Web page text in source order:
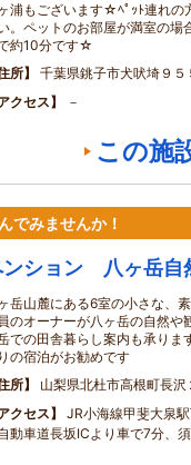
浦もございます☆ﾍﾟｯﾄ連れの
。ペットのお部屋が満室の場
約10分です☆
所
千葉県銚子市犬吠埼９５
クセス
－
この施
でみませんか！
ンション 八ヶ岳自
岳山麓にある6室の小さな、
のオーナーが八ヶ岳の自然や
での田舎暮らし案内も承りま
の宿泊がお勧めです
所
山梨県北杜市高根町長
クセス
JR小海線甲斐大泉
動車道長坂ICより車で7分、